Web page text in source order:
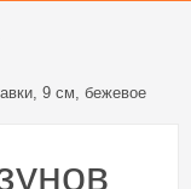
9 см, бежевое